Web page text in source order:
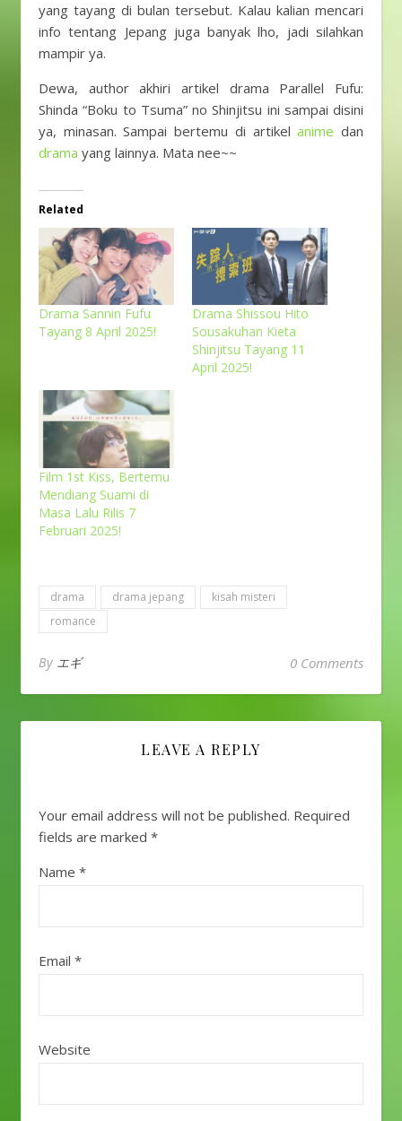
yang tayang di bulan tersebut. Kalau kalian mencari
info tentang Jepang juga banyak lho, jadi silahkan
mampir ya.
Dewa, author akhiri artikel drama Parallel Fufu:
Shinda “Boku to Tsuma” no Shinjitsu ini sampai disini
ya, minasan. Sampai bertemu di artikelanimedan
drama yang lainnya. Mata nee~~
Related
Drama Sannin Fufu
Tayang 8 April 2025!
Drama Shissou Hito
Sousakuhan Kieta
Shinjitsu Tayang 11
April 2025!
Film 1st Kiss, Bertemu
Mendiang Suami di
Masa Lalu Rilis 7
Februari 2025!
drama drama jepang
kisah misteri
romance
By エギ 0 Comments
LEAVE A REPLY
Your email address will not be published. Required
fields are marked *
Name *
Email *
Website